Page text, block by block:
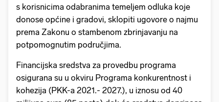
s korisnicima odabranima temeljem odluka koje
donose općine i gradovi, sklopiti ugovore o najmu
prema Zakonu o stambenom zbrinjavanju na
potpomognutim područjima.
Financijska sredstva za provedbu programa
osigurana su u okviru Programa konkurentnost i
kohezija (PKK-a 2021.- 2027.), u iznosu od 40